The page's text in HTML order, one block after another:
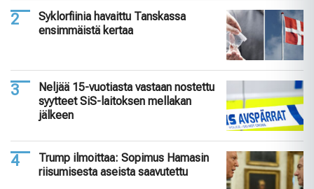
Syklorfiinia havaittu Tanskassa
ensimmäistä kertaa
Neljää 15-vuotiasta vastaan nostettu
syytteet SiS-laitoksen mellakan
jälkeen
Trump ilmoittaa: Sopimus Hamasin
riisumisesta aseista saavutettu